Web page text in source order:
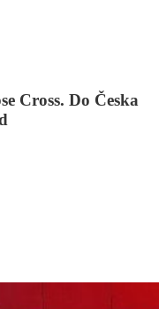
Cross. Do Česka